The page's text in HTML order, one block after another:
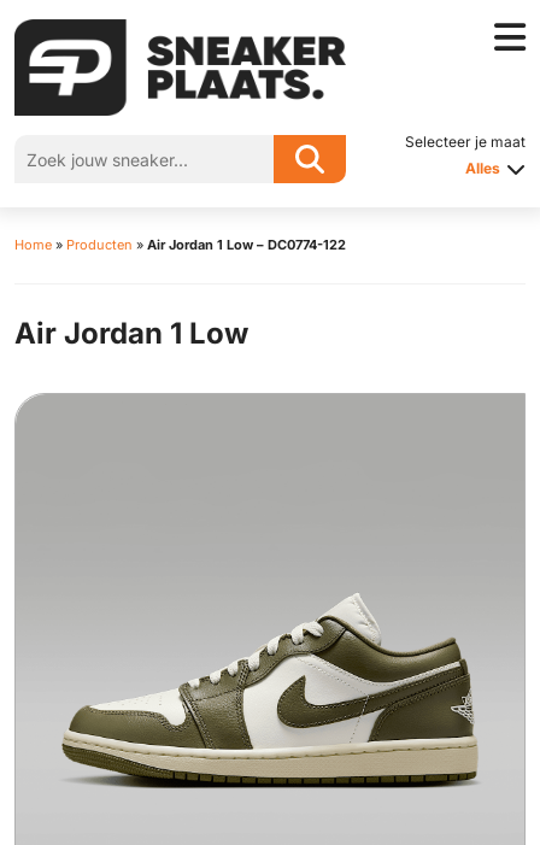
Selecteer je maat
Alles
Home » Producten » Air Jordan 1 Low – DC0774-122
Air Jordan 1 Low